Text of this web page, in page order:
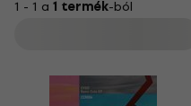
1 - 1 a 1 termék-ból